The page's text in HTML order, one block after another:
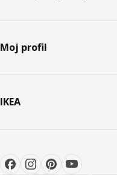
Moj profil
IKEA